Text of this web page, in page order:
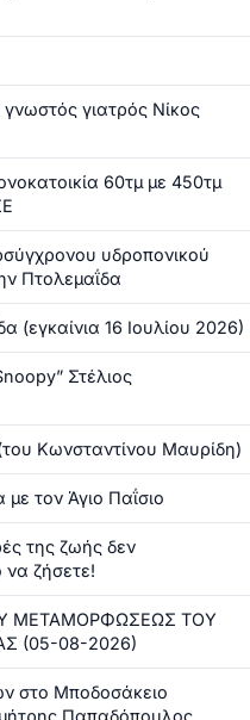
γιατρός Νίκος
60τμ με 450τμ
υδροπονικού
Πτολεμαΐδα
(εγκαίνια 16 Ιουλίου 2026)
Στέλιος
Κωνσταντίνου Μαυρίδη)
τον Άγιο Παΐσιο
της ζωής δεν
ζήσετε!
ΜΕΤΑΜΟΡΦΩΣΕΩΣ ΤΟΥ
(05-08-2026)
στο Μποδοσάκειο